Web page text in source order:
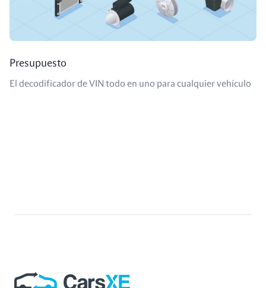
Presupuesto
El decodificador de VIN todo en uno para cualquier vehículo
Pie de página